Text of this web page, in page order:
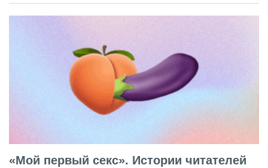
«Мой первый секс». Истории читателей